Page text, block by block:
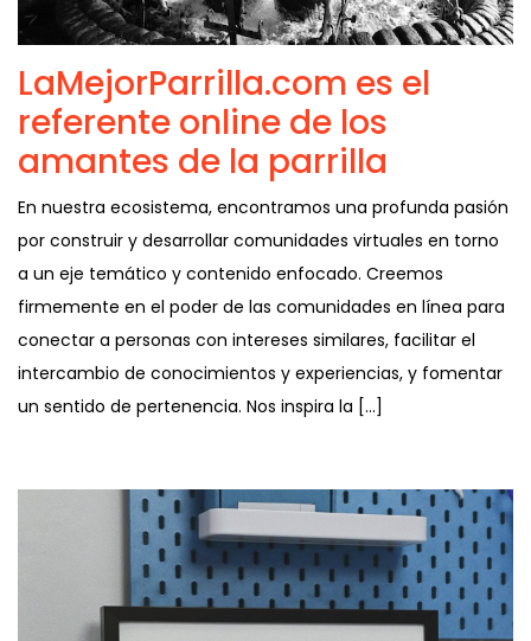
LaMejorParrilla.com es el
referente online de los
amantes de la parrilla
En nuestra ecosistema, encontramos una profunda pasión
por construir y desarrollar comunidades virtuales en torno
a un eje temático y contenido enfocado. Creemos
firmemente en el poder de las comunidades en línea para
conectar a personas con intereses similares, facilitar el
intercambio de conocimientos y experiencias, y fomentar
un sentido de pertenencia. Nos inspira la […]